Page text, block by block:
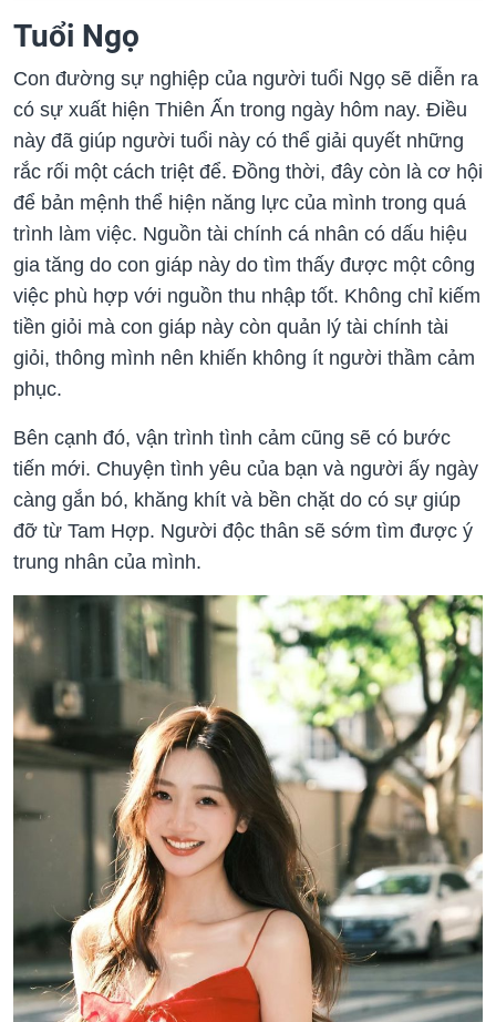
Tuổi Ngọ
Con đường sự nghiệp của người tuổi Ngọ sẽ diễn ra
có sự xuất hiện Thiên Ấn trong ngày hôm nay. Điều
này đã giúp người tuổi này có thể giải quyết những
rắc rối một cách triệt để. Đồng thời, đây còn là cơ hội
để bản mệnh thể hiện năng lực của mình trong quá
trình làm việc. Nguồn tài chính cá nhân có dấu hiệu
gia tăng do con giáp này do tìm thấy được một công
việc phù hợp với nguồn thu nhập tốt. Không chỉ kiếm
tiền giỏi mà con giáp này còn quản lý tài chính tài
giỏi, thông mình nên khiến không ít người thầm cảm
phục.
Bên cạnh đó, vận trình tình cảm cũng sẽ có bước
tiến mới. Chuyện tình yêu của bạn và người ấy ngày
càng gắn bó, khăng khít và bền chặt do có sự giúp
đỡ từ Tam Hợp. Người độc thân sẽ sớm tìm được ý
trung nhân của mình.